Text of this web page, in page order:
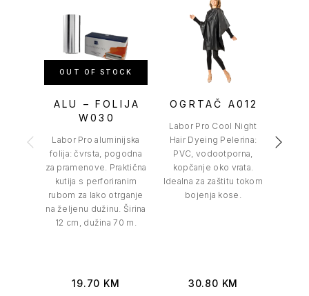
OUT OF STOCK
ALU – FOLIJA
W030
Labor Pro aluminijska
folija: čvrsta, pogodna
za pramenove. Praktična
kutija s perforiranim
rubom za lako otrganje
na željenu dužinu. Širina
12 cm, dužina 70 m.
19.70 KM
OGRTAČ A012
Labor Pro Cool Night
Hair Dyeing Pelerina:
PVC, vodootporna,
kopčanje oko vrata.
Idealna za zaštitu tokom
bojenja kose.
30.80 KM